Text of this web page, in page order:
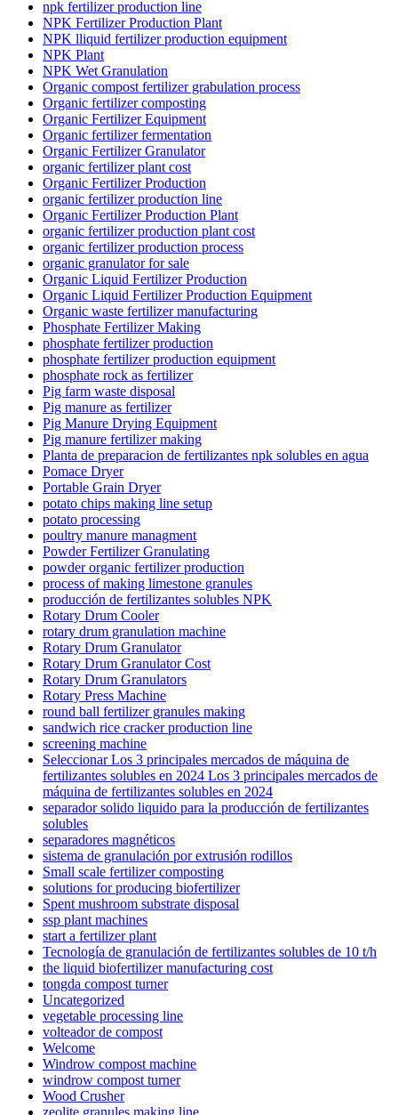
npk fertilizer production line
NPK Fertilizer Production Plant
NPK lliquid fertilizer production equipment
NPK Plant
NPK Wet Granulation
Organic compost fertilizer grabulation process
Organic fertilizer composting
Organic Fertilizer Equipment
Organic fertilizer fermentation
Organic Fertilizer Granulator
organic fertilizer plant cost
Organic Fertilizer Production
organic fertilizer production line
Organic Fertilizer Production Plant
organic fertilizer production plant cost
organic fertilizer production process
organic granulator for sale
Organic Liquid Fertilizer Production
Organic Liquid Fertilizer Production Equipment
Organic waste fertilizer manufacturing
Phosphate Fertilizer Making
phosphate fertilizer production
phosphate fertilizer production equipment
phosphate rock as fertilizer
Pig farm waste disposal
Pig manure as fertilizer
Pig Manure Drying Equipment
Pig manure fertilizer making
Planta de preparacion de fertilizantes npk solubles en agua
Pomace Dryer
Portable Grain Dryer
potato chips making line setup
potato processing
poultry manure managment
Powder Fertilizer Granulating
powder organic fertilizer production
process of making limestone granules
producción de fertilizantes solubles NPK
Rotary Drum Cooler
rotary drum granulation machine
Rotary Drum Granulator
Rotary Drum Granulator Cost
Rotary Drum Granulators
Rotary Press Machine
round ball fertilizer granules making
sandwich rice cracker production line
screening machine
Seleccionar Los 3 principales mercados de máquina de
fertilizantes solubles en 2024 Los 3 principales mercados de
máquina de fertilizantes solubles en 2024
separador solido liquido para la producción de fertilizantes
solubles
separadores magnéticos
sistema de granulación por extrusión rodillos
Small scale fertilizer composting
solutions for producing biofertilizer
Spent mushroom substrate disposal
ssp plant machines
start a fertilizer plant
Tecnología de granulación de fertilizantes solubles de 10 t/h
the liquid biofertilizer manufacturing cost
tongda compost turner
Uncategorized
vegetable processing line
volteador de compost
Welcome
Windrow compost machine
windrow compost turner
Wood Crusher
zeolite granules making line